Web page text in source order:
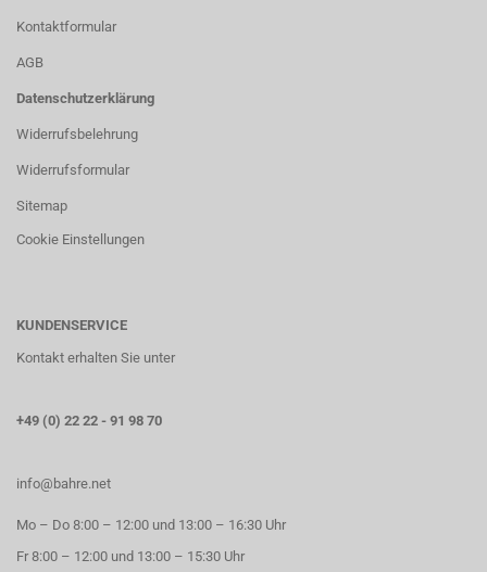
Kontaktformular
AGB
Datenschutzerklärung
Widerrufsbelehrung
Widerrufsformular
Sitemap
Cookie Einstellungen
KUNDENSERVICE
Kontakt erhalten Sie unter
+49 (0) 22 22 - 91 98 70
info@bahre.net
Mo – Do 8:00 – 12:00 und 13:00 – 16:30 Uhr
Fr 8:00 – 12:00 und 13:00 – 15:30 Uhr